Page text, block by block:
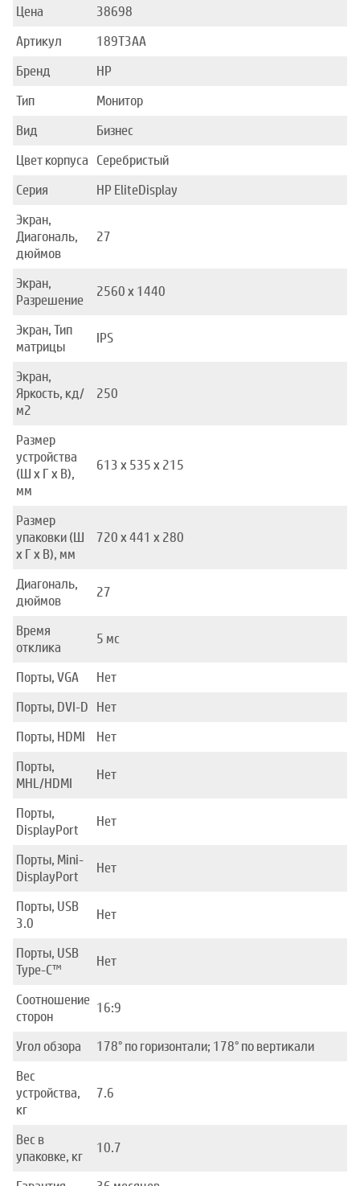
Цена
38698
Артикул
189T3AA
Бренд
HP
Тип
Монитор
Вид
Бизнес
Цвет корпуса Серебристый
Серия
HP EliteDisplay
Экран,
Диагональ,
дюймов
27
Экран,
Разрешение
2560 x 1440
Экран, Тип
матрицы
IPS
Экран,
Яркость, кд/
м2
250
Размер
устройства
(Ш x Г x В),
мм
613 x 535 x 215
Размер
упаковки (Ш
x Г x В), мм
720 x 441 x 280
Диагональ,
дюймов
27
Время
отклика
5 мс
Порты, VGA
Нет
Порты, DVI-D Нет
Порты, HDMI
Нет
Порты,
MHL/HDMI
Нет
Порты,
DisplayPort
Нет
Порты, Mini-
DisplayPort
Нет
Порты, USB
3.0
Нет
Порты, USB
Type-C™
Нет
Соотношение
сторон
16:9
Угол обзора
178° по горизонтали; 178° по вертикали
Вес
устройства,
кг
7.6
Вес в
упаковке, кг
10.7